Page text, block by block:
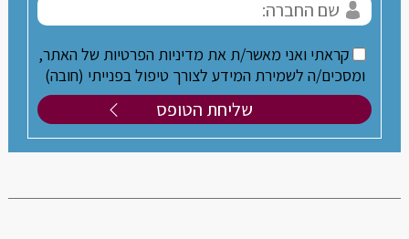
קראתי ואני מאשר/ת את מדיניות הפרטיות של האתר,
ומסכים/ה לשמירת המידע לצורך טיפול בפנייתי (חובה)